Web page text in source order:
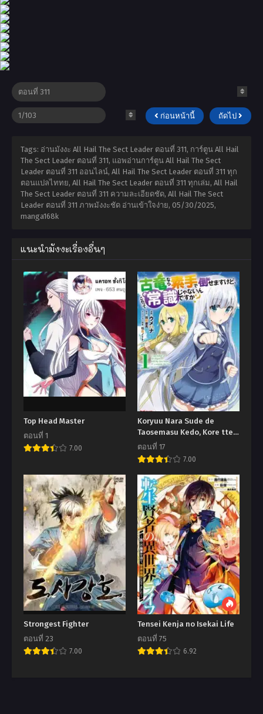
ก่อนหน้านี้ ถัดไป
Tags: อ่านมังงะ All Hail The Sect Leader ตอนที่ 311, การ์ตูน All Hail
The Sect Leader ตอนที่ 311, แอพอ่านการ์ตูน All Hail The Sect
Leader ตอนที่ 311 ออนไลน์, All Hail The Sect Leader ตอนที่ 311 ทุก
ตอนแปลไททย, All Hail The Sect Leader ตอนที่ 311 ทุกเล่ม, All Hail
The Sect Leader ตอนที่ 311 ความละเอียดชัด, All Hail The Sect
Leader ตอนที่ 311 ภาพมังงะชัด อ่านเข้าใจง่าย, 05/30/2025,
manga168k
แนะนำมังงะเรื่องอื่นๆ
Top Head Master
ตอนที่ 1
7.00
Koryuu Nara Sude de
Taosemasu Kedo, Kore tte
Joushiki Janain Desu ka?
ตอนที่ 17
7.00
Strongest Fighter
ตอนที่ 23
7.00
Tensei Kenja no Isekai Life
ตอนที่ 75
6.92